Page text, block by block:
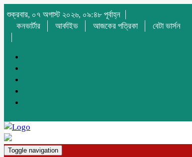
শুক্রবার, ০৭ অগাস্ট ২০২৬, ০৯:৪৮ পূর্বাহ্ন
কনভার্টার
আর্কাইভ আজকের পত্রিকা বেটা ভার্সন
Toggle navigation